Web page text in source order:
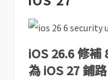
iOS 26.6 修補
為 iOS 27 鋪路